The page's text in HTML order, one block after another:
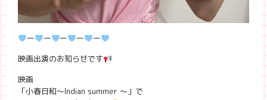
ー ー ー ー
ー
映画出演のお知らせです
映画
「小春日和〜Indian summer 〜」で